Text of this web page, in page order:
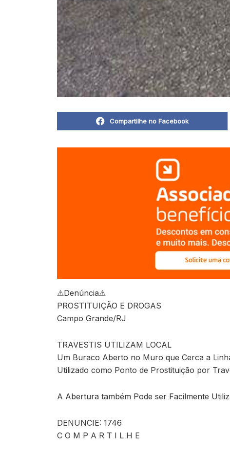
Compartilhe no Facebook
⚠Denúncia⚠
PROSTITUIÇÃO E DROGAS
Campo Grande/RJ
TRAVESTIS UTILIZAM LOCAL
Um Buraco Aberto no Muro que Cerca a
Utilizado como Ponto de Prostituição por
A Abertura também Pode ser Facilmente
DENUNCIE: 1746
C O M P A R T I L H E